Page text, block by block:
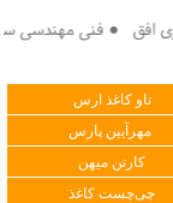
● فنی مهندسی سپهر
تاو کاغذ ارس
مهرآیین پارس
کارتن میهن
چی‌چست کاغذ